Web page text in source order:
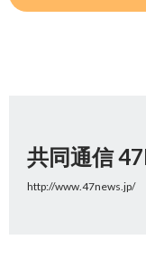
共同通信
http://www.47news.jp/